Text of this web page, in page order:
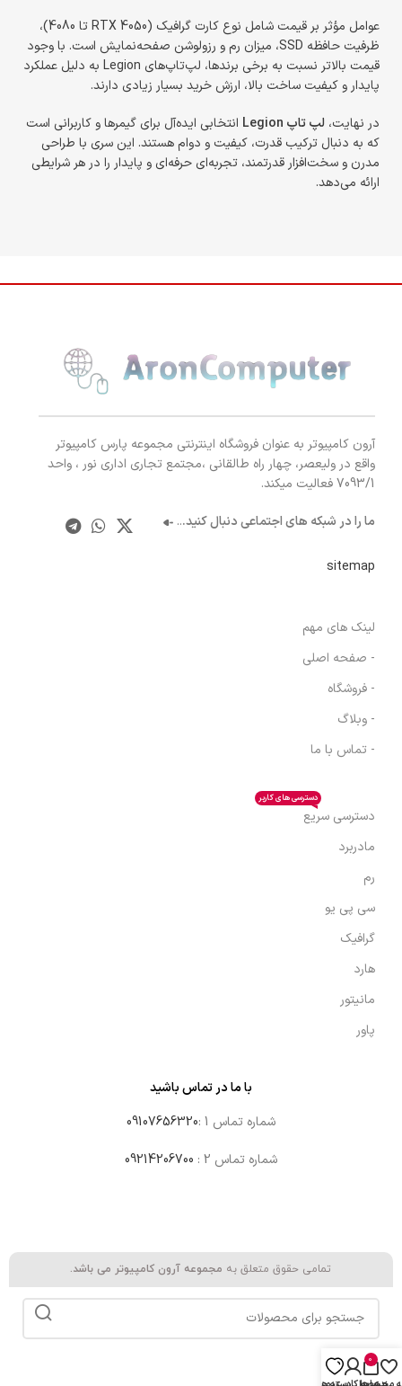
عوامل مؤثر بر قیمت شامل نوع کارت گرافیک (RTX 4050 تا 4080)،
ظرفیت حافظه SSD، میزان رم و رزولوشن صفحه‌نمایش است. با وجود
قیمت بالاتر نسبت به برخی برندها، لپ‌تاپ‌های Legion به دلیل عملکرد
پایدار و کیفیت ساخت بالا، ارزش خرید بسیار زیادی دارند.
در نهایت، لپ تاپ Legion
انتخابی ایده‌آل برای گیمرها و کاربرانی است
که به دنبال ترکیب قدرت، کیفیت و دوام هستند. این سری با طراحی
مدرن و سخت‌افزار قدرتمند، تجربه‌ای حرفه‌ای و پایدار را در هر شرایطی
ارائه می‌دهد.
آرون کامپیوتر به عنوان فروشگاه اینترنتی مجموعه پارس کامپیوتر
واقع در ولیعصر، چهار راه طالقانی ،مجتمع تجاری اداری نور ، واحد
7093/1 فعالیت میکند.
ما را در شبکه های اجتماعی دنبال کنید...
sitemap
لینک های مهم
- صفحه اصلی
- فروشگاه
- وبلاگ
- تماس با ما
دسترسی سریع
دسترسی های کاربر
مادربرد
رم
سی پی یو
گرافیک
هارد
مانیتور
پاور
با ما در تماس باشید
شماره تماس 1 :
09107656320
شماره تماس 2 :
تمامی حقوق متعلق به مجموعه آرون کامپیوتر می باشد.
0